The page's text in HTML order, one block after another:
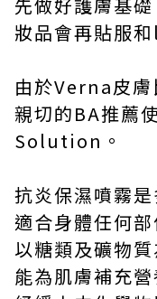
妝品會再貼服和
由於Verna皮膚
親切的BA推薦
Solution 。
抗炎保濕噴霧
適合身體任何部
以糖類及礦物質
能為肌膚補充營